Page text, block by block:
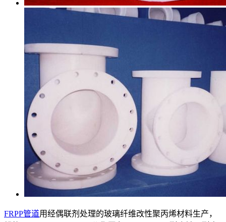
FRPP管道用经偶联剂处理的玻璃纤维改性聚丙烯材料生产，